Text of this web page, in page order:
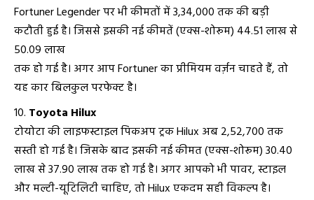
Fortuner Legender पर भी कीमतों में ₹3,34,000 तक की बड़ी
कटौती हुई है। जिससे इसकी नई कीमतें (एक्स-शोरूम) ₹44.51 लाख से
₹50.09 लाख
तक हो गई है। अगर आप Fortuner का प्रीमियम वर्ज़न चाहते हैं, तो
यह कार बिलकुल परफेक्ट है।
Toyota Hilux
टोयोटा की लाइफस्टाइल पिकअप ट्रक Hilux अब ₹2,52,700 तक
सस्ती हो गई है। जिसके बाद इसकी नई कीमत (एक्स-शोरूम) ₹30.40
लाख से ₹37.90 लाख तक हो गई है। अगर आपको भी पावर, स्टाइल
और मल्टी-यूटिलिटी चाहिए, तो Hilux एकदम सही विकल्प है।